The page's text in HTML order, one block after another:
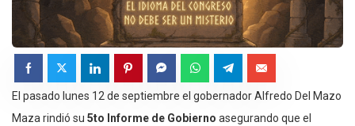
El pasado lunes 12 de septiembre el gobernador Alfredo Del Mazo
Maza rindió su 5to Informe de Gobierno asegurando que el